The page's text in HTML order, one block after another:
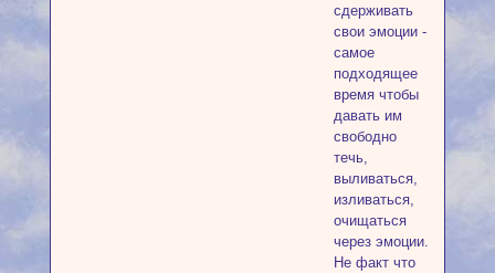
сдерживать
свои эмоции -
самое
подходящее
время чтобы
давать им
свободно
течь,
выливаться,
изливаться,
очищаться
через эмоции.
Не факт что